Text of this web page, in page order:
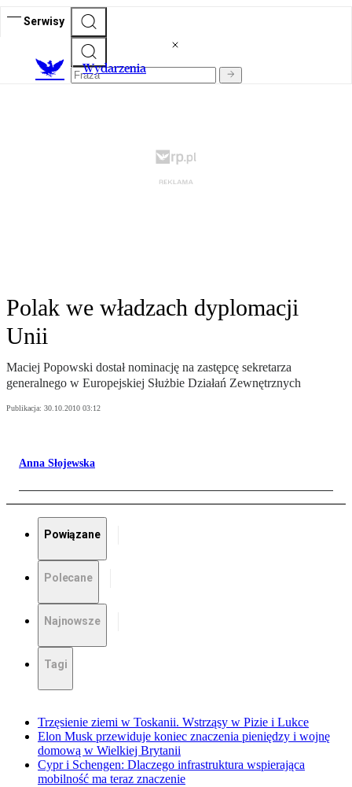
Serwisy
Wydarzenia
Polak we władzach dyplomacji
Unii
Maciej Popowski dostał nominację na zastępcę sekretarza
generalnego w Europejskiej Służbie Działań Zewnętrznych
Publikacja: 30.10.2010 03:12
Anna Słojewska
Powiązane
Polecane
Najnowsze
Tagi
Trzęsienie ziemi w Toskanii. Wstrząsy w Pizie i Lukce
Elon Musk przewiduje koniec znaczenia pieniędzy i wojnę
domową w Wielkiej Brytanii
Cypr i Schengen: Dlaczego infrastruktura wspierająca
mobilność ma teraz znaczenie